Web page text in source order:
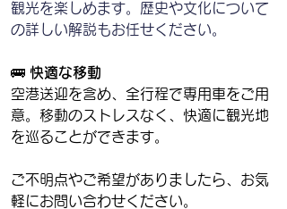
観光を楽しめます。歴史や文化について
の詳しい解説もお任せください。
🚌 快適な移動
空港送迎を含め、全行程で専用車をご用
意。移動のストレスなく、快適に観光地
を巡ることができます。
ご不明点やご希望がありましたら、お気
軽にお問い合わせください。